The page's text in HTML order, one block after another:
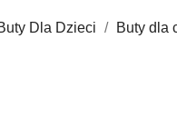
Dla Dzieci Buty dla